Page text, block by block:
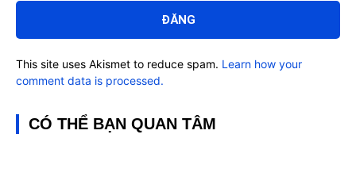
luận:
This site uses Akismet to reduce spam. Learn how your
comment data is processed.
CÓ THỂ BẠN QUAN TÂM